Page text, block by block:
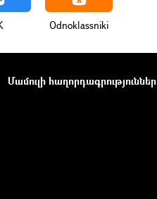
Odnoklassniki
Մամուլի հաղորդագրություններ